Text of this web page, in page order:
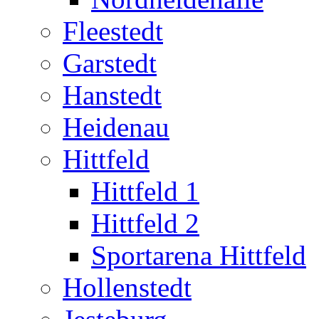
Fleestedt
Garstedt
Hanstedt
Heidenau
Hittfeld
Hittfeld 1
Hittfeld 2
Sportarena Hittfeld
Hollenstedt